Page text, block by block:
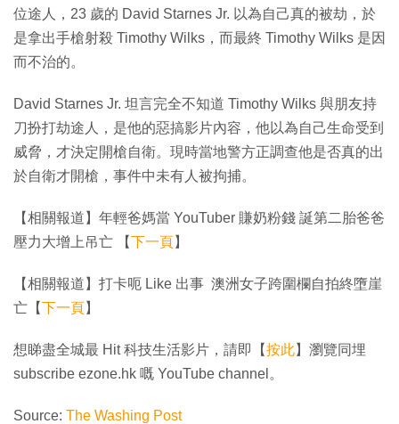
位途人，23 歲的 David Starnes Jr. 以為自己真的被劫，於
是拿出手槍射殺 Timothy Wilks，而最終 Timothy Wilks 是因
而不治的。
David Starnes Jr. 坦言完全不知道 Timothy Wilks 與朋友持
刀扮打劫途人，是他的惡搞影片內容，他以為自己生命受到
威脅，才決定開槍自衛。現時當地警方正調查他是否真的出
於自衛才開槍，事件中未有人被拘捕。
【相關報道】年輕爸媽當 YouTuber 賺奶粉錢 誕第二胎爸爸
壓力大增上吊亡 【下一頁】
【相關報道】打卡呃 Like 出事 澳洲女子跨圍欄自拍終墮崖
亡【下一頁】
想睇盡全城最 Hit 科技生活影片，請即【按此】瀏覽同埋
subscribe ezone.hk 嘅 YouTube channel。
Source: The Washing Post